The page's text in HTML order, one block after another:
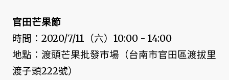
官田芒果節
時間：2020/7/11（六）10:00 - 14:00
地點：渡頭芒果批發市場（台南市官田區渡拔里
渡子頭222號）